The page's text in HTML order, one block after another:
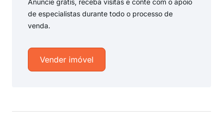
Anuncie grátis, receba visitas e conte com o apoio
de especialistas durante todo o processo de
venda.
Vender imóvel